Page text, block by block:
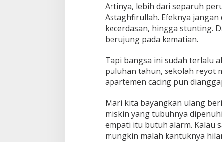
Artinya, lebih dari separuh
Astaghfirullah. Efeknya
kecerdasan, hingga stunting.
berujung pada kematian.
Tapi bangsa ini sudah terlalu
puluhan tahun, sekolah reyot
apartemen cacing pun
Mari kita bayangkan ulang
miskin yang tubuhnya dipenuhi
empati itu butuh alarm. Kalau
mungkin malah kantuknya